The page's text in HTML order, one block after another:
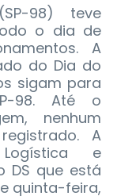
98) teve
o dia de
A
do Dia do
sigam para
98.Até o
nenhum
A
e
DS que está
quinta-feira,